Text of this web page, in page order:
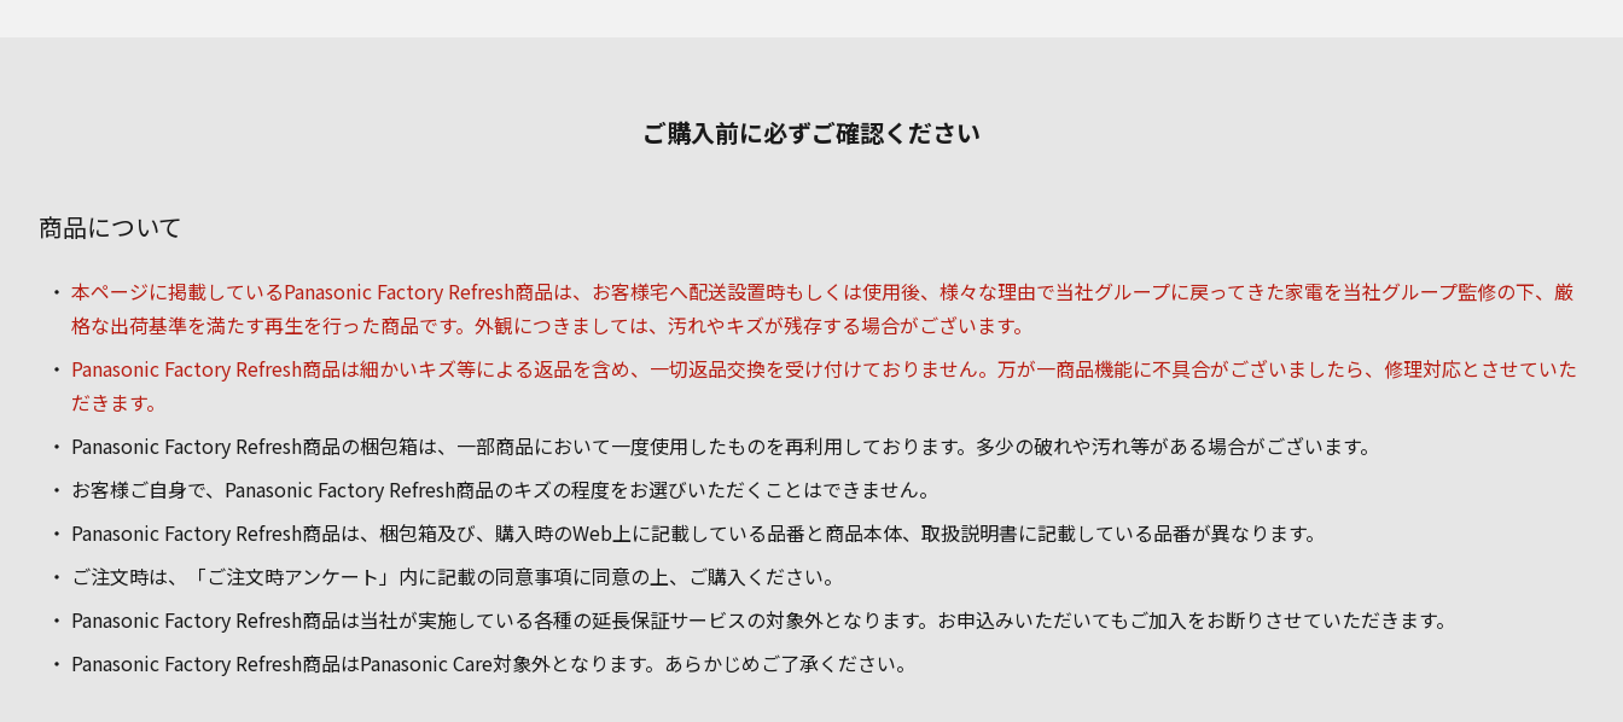
ご購入前に必ずご確認ください
商品について
本ページに掲載しているPanasonic Factory Refresh商品は、お客様宅へ配送設置時もしくは使用後、様々な理由で当社グループに戻ってきた家電を当社グループ監修の下、厳
格な出荷基準を満たす再生を行った商品です。外観につきましては、汚れやキズが残存する場合がございます。
Panasonic Factory Refresh商品は細かいキズ等による返品を含め、一切返品交換を受け付けておりません。万が一商品機能に不具合がございましたら、修理対応とさせていた
だきます。
Panasonic Factory Refresh商品の梱包箱は、一部商品において一度使用したものを再利用しております。多少の破れや汚れ等がある場合がございます。
お客様ご自身で、Panasonic Factory Refresh商品のキズの程度をお選びいただくことはできません。
Panasonic Factory Refresh商品は、梱包箱及び、購入時のWeb上に記載している品番と商品本体、取扱説明書に記載している品番が異なります。
ご注文時は、「ご注文時アンケート」内に記載の同意事項に同意の上、ご購入ください。
Panasonic Factory Refresh商品は当社が実施している各種の延長保証サービスの対象外となります。お申込みいただいてもご加入をお断りさせていただきます。
Panasonic Factory Refresh商品はPanasonic Care対象外となります。あらかじめご了承ください。